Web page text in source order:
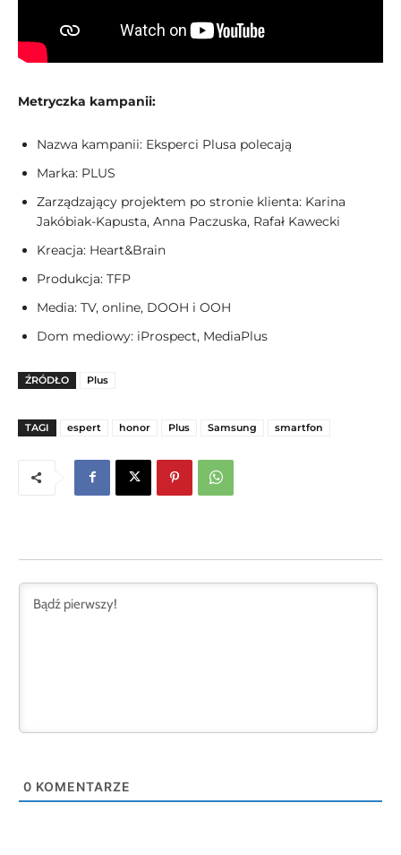
Metryczka kampanii:
Nazwa kampanii: Eksperci Plusa polecają
Marka: PLUS
Zarządzający projektem po stronie klienta: Karina
Jakóbiak-Kapusta, Anna Paczuska, Rafał Kawecki
Kreacja: Heart&Brain
Produkcja: TFP
Media: TV, online, DOOH i OOH
Dom mediowy: iProspect, MediaPlus
ŹRÓDŁO Plus
TAGI espert honor Plus Samsung smartfon
0 KOMENTARZE